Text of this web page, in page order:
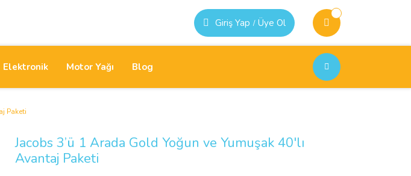
Giriş Yap / Üye Ol
Elektronik Motor Yağı Blog
Paketi
Jacobs 3’ü 1 Arada Gold Yoğun ve Yumuşak 40'lı
Avantaj Paketi